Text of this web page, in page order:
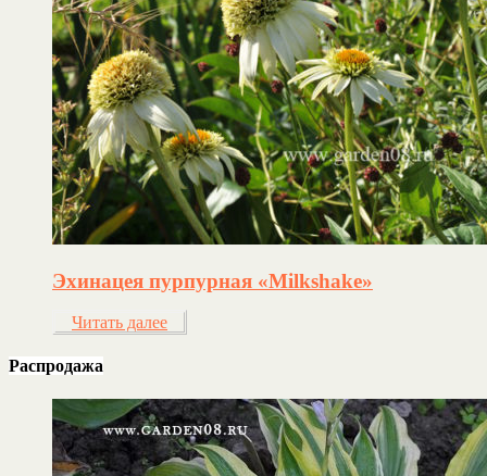
Эхинацея пурпурная «Milkshake»
Читать далее
Распродажа